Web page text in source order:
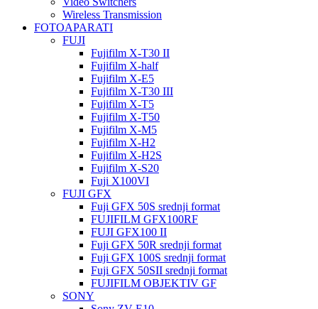
Wireless Transmission
FOTOAPARATI
FUJI
Fujifilm X-T30 II
Fujifilm X-half
Fujifilm X-E5
Fujifilm X-T30 III
Fujifilm X-T5
Fujifilm X-T50
Fujifilm X-M5
Fujifilm X-H2
Fujifilm X-H2S
Fujifilm X-S20
Fuji X100VI
FUJI GFX
Fuji GFX 50S srednji format
FUJIFILM GFX100RF
FUJI GFX100 II
Fuji GFX 50R srednji format
Fuji GFX 100S srednji format
Fuji GFX 50SII srednji format
FUJIFILM OBJEKTIV GF
SONY